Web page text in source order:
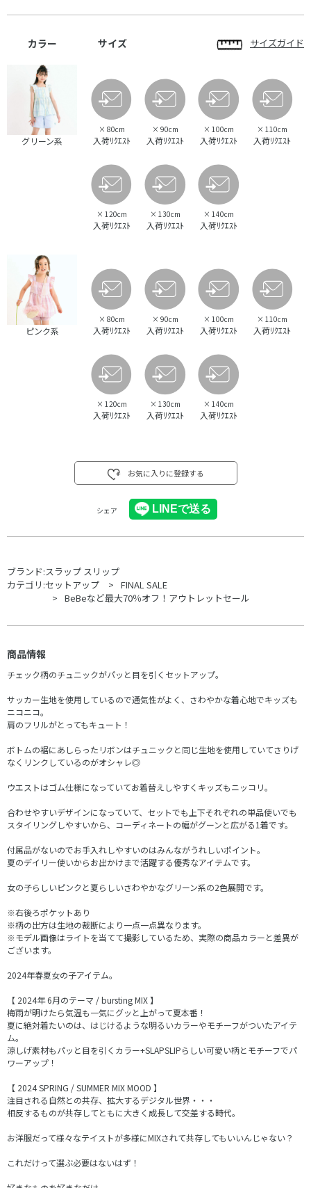
カラー サイズ サイズガイド
グリーン系
× 80cm
入荷ﾘｸｴｽﾄ
× 90cm
入荷ﾘｸｴｽﾄ
× 100cm
入荷ﾘｸｴｽﾄ
× 110cm
入荷ﾘｸｴｽﾄ
× 120cm
入荷ﾘｸｴｽﾄ
× 130cm
入荷ﾘｸｴｽﾄ
× 140cm
入荷ﾘｸｴｽﾄ
ピンク系
× 80cm
入荷ﾘｸｴｽﾄ
× 90cm
入荷ﾘｸｴｽﾄ
× 100cm
入荷ﾘｸｴｽﾄ
× 110cm
入荷ﾘｸｴｽﾄ
× 120cm
入荷ﾘｸｴｽﾄ
× 130cm
入荷ﾘｸｴｽﾄ
× 140cm
入荷ﾘｸｴｽﾄ
お気に入りに登録する
シェア
ブランド:スラップ スリップ
カテゴリ:セットアップ
FINAL SALE
BeBeなど最大70％オフ！アウトレットセール
商品情報
チェック柄のチュニックがパッと目を引くセットアップ。
サッカー生地を使用しているので通気性がよく、さわやかな着心地でキッズも
ニコニコ。
肩のフリルがとってもキュート！
ボトムの裾にあしらったリボンはチュニックと同じ生地を使用していてさりげ
なくリンクしているのがオシャレ◎
ウエストはゴム仕様になっていてお着替えしやすくキッズもニッコリ。
合わせやすいデザインになっていて、セットでも上下それぞれの単品使いでも
スタイリングしやすいから、コーディネートの幅がグーンと広がる1着です。
付属品がないのでお手入れしやすいのはみんながうれしいポイント。
夏のデイリー使いからお出かけまで活躍する優秀なアイテムです。
女の子らしいピンクと夏らしいさわやかなグリーン系の2色展開です。
※右後ろポケットあり
※柄の出方は生地の裁断により一点一点異なります。
※モデル画像はライトを当てて撮影しているため、実際の商品カラーと差異が
ございます。
2024年春夏女の子アイテム。
【 2024年 6月のテーマ / bursting MIX 】
梅雨が明けたら気温も一気にグッと上がって夏本番！
夏に絶対着たいのは、はじけるような明るいカラーやモチーフがついたアイテ
ム。
涼しげ素材もパッと目を引くカラー+SLAPSLIPらしい可愛い柄とモチーフでパ
ワーアップ！
【 2024 SPRING / SUMMER MIX MOOD 】
注目される自然との共存、拡大するデジタル世界・・・
相反するものが共存してともに大きく成長して交差する時代。
お洋服だって様々なテイストが多様にMIXされて共存してもいいんじゃない？
これだけって選ぶ必要はないはず！